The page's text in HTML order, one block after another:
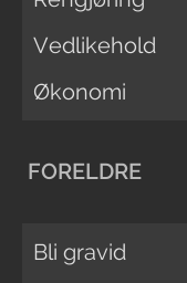
Vedlikehold
Økonomi
FORELDRE
Bli gravid